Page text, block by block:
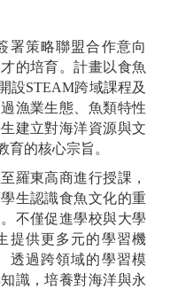
署策略聯盟合作意向
的培育。計畫以食魚
設STEAM跨域課程及
漁業生態、魚類特性
建立對海洋資源與文
育的核心宗旨。
羅東高商進行授課，
生認識食魚文化的重
不僅促進學校與大學
提供更多元的學習機
透過跨領域的學習模
識，培養對海洋與永